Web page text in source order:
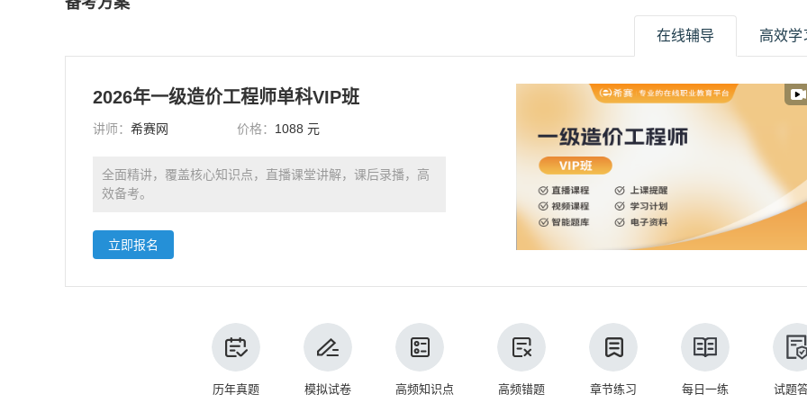
在线辅导 高效学
2026年一级造价工程师单科VIP班
讲师： 希赛网 价格： 1088 元
全面精讲，覆盖核心知识点，直播课堂讲解，课后录播，高
效备考。
立即报名
历年真题 模拟试卷 高频知识点 高频错题 章节练习 每日一练 试题